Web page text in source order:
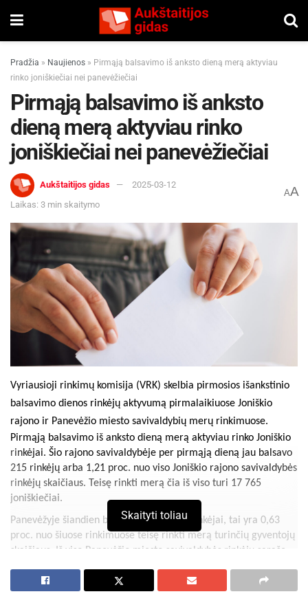
Pradžia » Naujienos » Pirmąją balsavimo iš anksto dieną merą aktyviau
rinko joniškiečiai nei panevėžiečiai
Pirmąją balsavimo iš anksto
dieną merą aktyviau rinko
joniškiečiai nei panevėžiečiai
Aukštaitijos gidas
2025-03-12
Laikas: 3 min skaitymo
AA
Vyriausioji rinkimų komisija (VRK) skelbia pirmosios išankstinio
balsavimo dienos rinkėjų aktyvumą pirmalaikiuose Joniškio
rajono ir Panevėžio miesto savivaldybių merų rinkimuose.
Pirmąją balsavimo iš anksto dieną merą aktyviau rinko Joniškio
rinkėjai. Šio rajono savivaldybėje per pirmąją dieną jau balsavo
215 rinkėjų arba 1,21 proc. nuo viso Joniškio rajono savivaldybės
rinkėjų skaičiaus. Teisę rinkti merą čia iš viso turi 17 765
joniškiečiai.
Panevėžyje šiandien balsuoti atvyko 457 rinkėjai, tai yra 0,63
proc. nuo šiuose rinkimuose teisę rinkti merą turinčių gyventojų
skaičiaus. Iš viso Panevėžio miesto savivaldybės rinkėjų sąraše
Balsavimas iš anksto pirmalaikiuose Joniškio rajono ir Panevėžio
Skaityti toliau